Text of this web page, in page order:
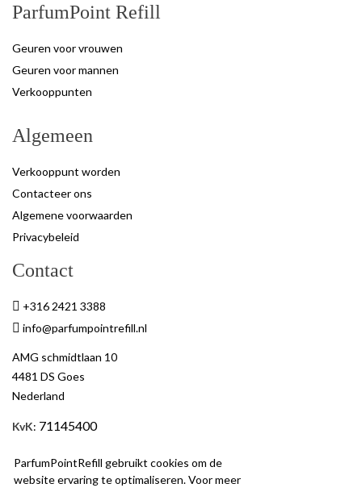
ParfumPointRefill gebruikt cookies om de
website ervaring te optimaliseren. Voor meer
ParfumPoint Refill
Geuren voor vrouwen
Geuren voor mannen
Verkooppunten
Algemeen
Verkooppunt worden
Contacteer ons
Algemene voorwaarden
Privacybeleid
Contact
+316 2421 3388
info@parfumpointrefill.nl
AMG schmidtlaan 10
4481 DS Goes
Nederland
KvK: 71145400